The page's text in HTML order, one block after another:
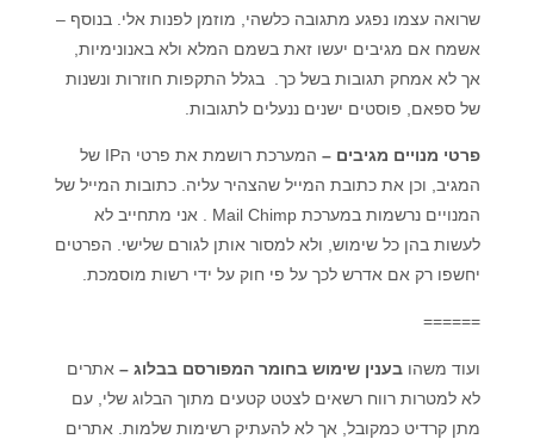
שרואה עצמו נפגע מתגובה כלשהי, מוזמן לפנות אלי. בנוסף –
אשמח אם מגיבים יעשו זאת בשמם המלא ולא באנונימיות,
אך לא אמחק תגובות בשל כך. בגלל התקפות חוזרות ונשנות
של ספאם, פוסטים ישנים ננעלים לתגובות.
פרטי מנויים מגיבים –
המערכת רושמת את פרטי הIP של
המגיב, וכן את כתובת המייל שהצהיר עליה. כתובות המייל של
המנויים נרשמות במערכת Mail Chimp . אני מתחייב לא
לעשות בהן כל שימוש, ולא למסור אותן לגורם שלישי. הפרטים
יחשפו רק אם אדרש לכך על פי חוק על ידי רשות מוסמכת.
======
ועוד משהו בענין שימוש בחומר המפורסם בבלוג – אתרים
לא למטרות רווח רשאים לצטט קטעים מתוך הבלוג שלי, עם
מתן קרדיט כמקובל, אך לא להעתיק רשימות שלמות. אתרים